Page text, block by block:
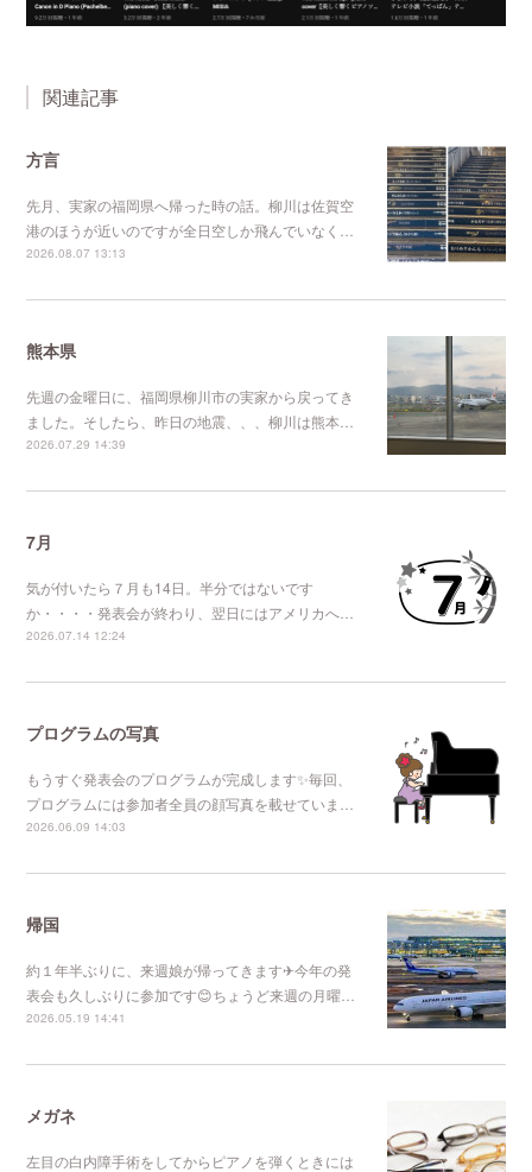
関連記事
方言
先月、実家の福岡県へ帰った時の話。柳川は佐賀空
港のほうが近いのですが全日空しか飛んでいなく…
2026.08.07 13:13
熊本県
先週の金曜日に、福岡県柳川市の実家から戻ってき
ました。そしたら、昨日の地震、、、柳川は熊本…
2026.07.29 14:39
7月
気が付いたら７月も14日。半分ではないです
か・・・・発表会が終わり、翌日にはアメリカへ…
2026.07.14 12:24
プログラムの写真
もうすぐ発表会のプログラムが完成します✨毎回、
プログラムには参加者全員の顔写真を載せていま…
2026.06.09 14:03
帰国
約１年半ぶりに、来週娘が帰ってきます✈今年の発
表会も久しぶりに参加です😊ちょうど来週の月曜…
2026.05.19 14:41
メガネ
左目の白内障手術をしてからピアノを弾くときには